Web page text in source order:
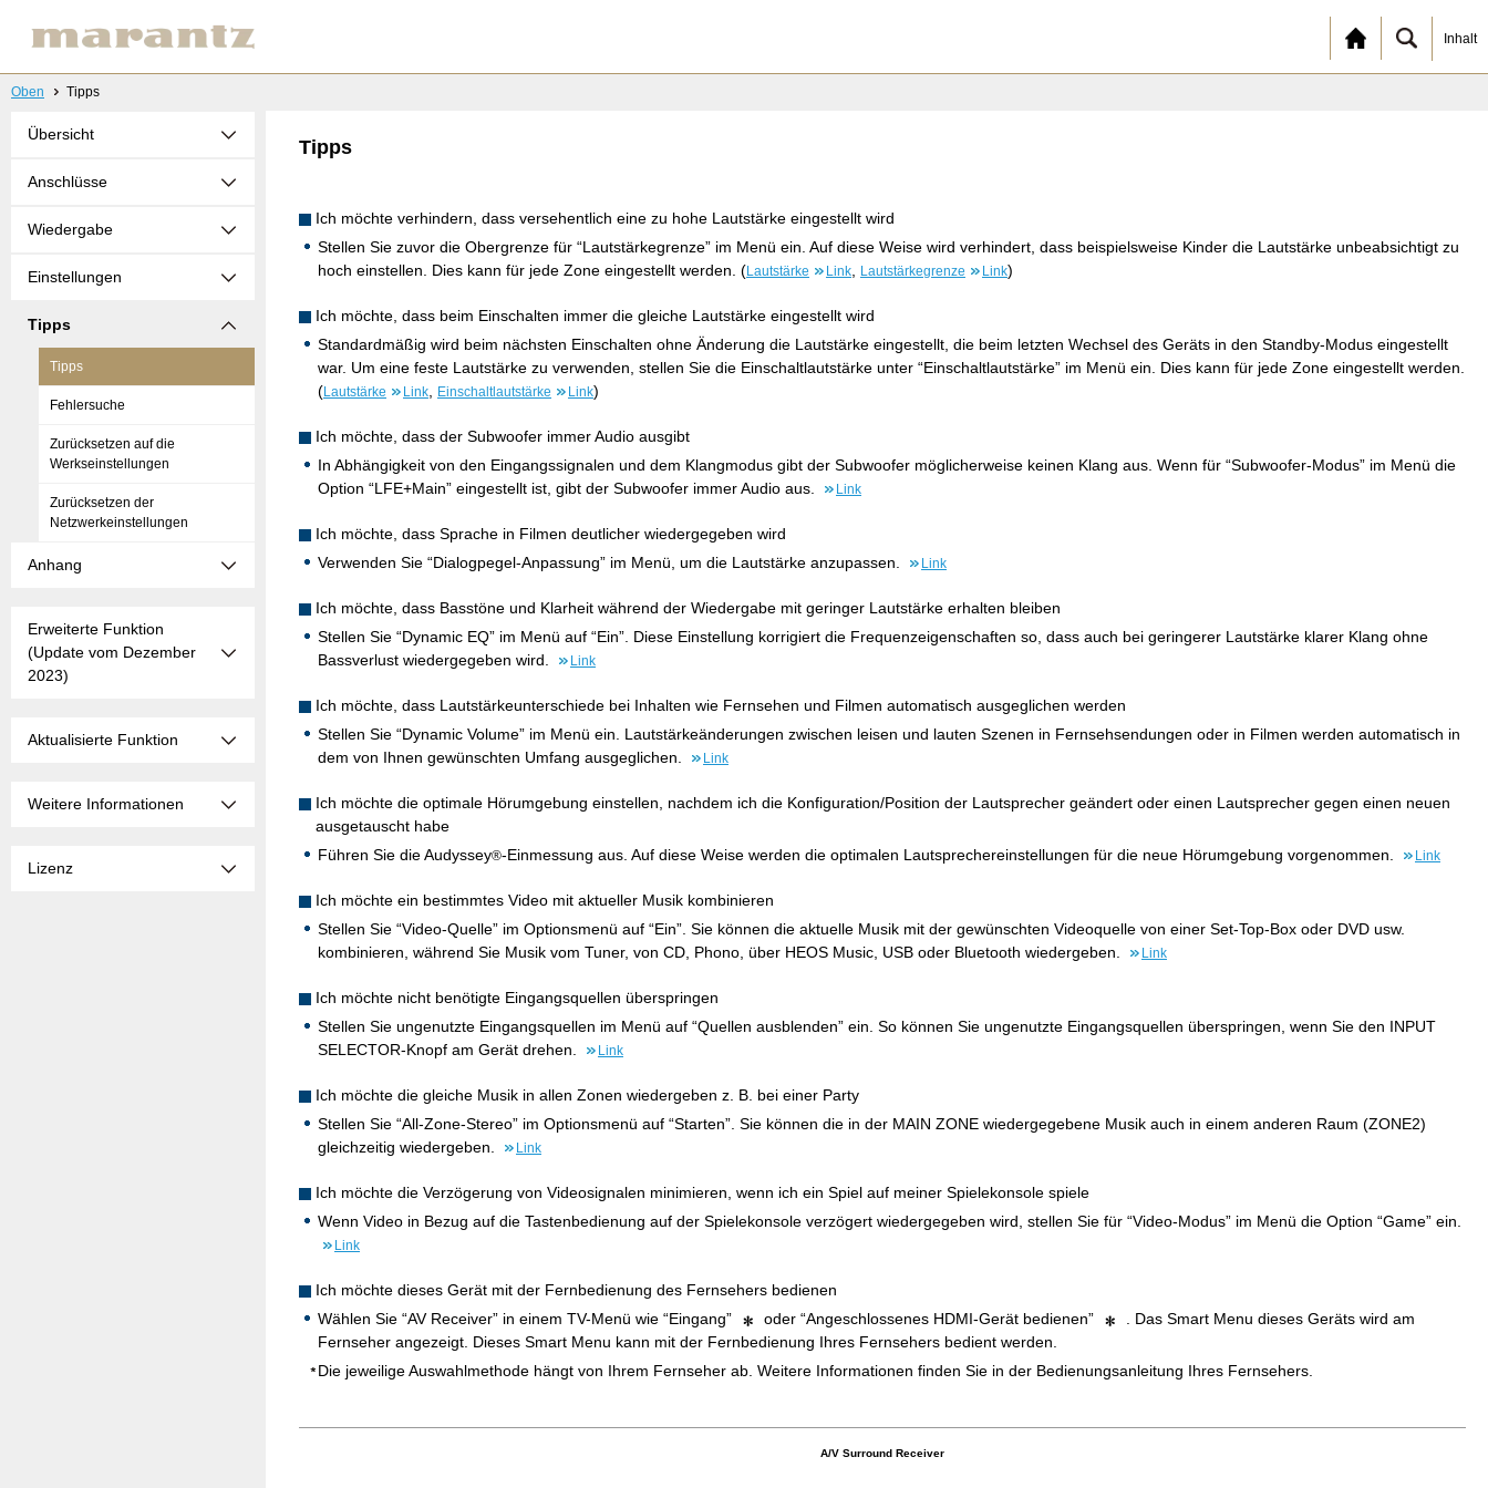
Inhalt
Oben Tipps
Übersicht
Anschlüsse
Wiedergabe
Einstellungen
Tipps
Tipps
Fehlersuche
Zurücksetzen auf die
Werkseinstellungen
Zurücksetzen der
Netzwerkeinstellungen
Anhang
Erweiterte Funktion
(Update vom Dezember
2023)
Aktualisierte Funktion
Weitere Informationen
Lizenz
Tipps
Ich möchte verhindern, dass versehentlich eine zu hohe Lautstärke eingestellt wird
Stellen Sie zuvor die Obergrenze für “Lautstärkegrenze” im Menü ein. Auf diese Weise wird verhindert, dass beispielsweise Kinder die Lautstärke unbeabsichtigt zu
hoch einstellen. Dies kann für jede Zone eingestellt werden. (Lautstärke Link, Lautstärkegrenze Link)
Ich möchte, dass beim Einschalten immer die gleiche Lautstärke eingestellt wird
Standardmäßig wird beim nächsten Einschalten ohne Änderung die Lautstärke eingestellt, die beim letzten Wechsel des Geräts in den Standby-Modus eingestellt
war. Um eine feste Lautstärke zu verwenden, stellen Sie die Einschaltlautstärke unter “Einschaltlautstärke” im Menü ein. Dies kann für jede Zone eingestellt werden.
(Lautstärke Link, Einschaltlautstärke Link)
Ich möchte, dass der Subwoofer immer Audio ausgibt
In Abhängigkeit von den Eingangssignalen und dem Klangmodus gibt der Subwoofer möglicherweise keinen Klang aus. Wenn für “Subwoofer-Modus” im Menü die
Option “LFE+Main” eingestellt ist, gibt der Subwoofer immer Audio aus.
Link
Ich möchte, dass Sprache in Filmen deutlicher wiedergegeben wird
Verwenden Sie “Dialogpegel-Anpassung” im Menü, um die Lautstärke anzupassen.
Link
Ich möchte, dass Basstöne und Klarheit während der Wiedergabe mit geringer Lautstärke erhalten bleiben
Stellen Sie “Dynamic EQ” im Menü auf “Ein”. Diese Einstellung korrigiert die Frequenzeigenschaften so, dass auch bei geringerer Lautstärke klarer Klang ohne
Bassverlust wiedergegeben wird.
Link
Ich möchte, dass Lautstärkeunterschiede bei Inhalten wie Fernsehen und Filmen automatisch ausgeglichen werden
Stellen Sie “Dynamic Volume” im Menü ein. Lautstärkeänderungen zwischen leisen und lauten Szenen in Fernsehsendungen oder in Filmen werden automatisch in
dem von Ihnen gewünschten Umfang ausgeglichen.
Link
Ich möchte die optimale Hörumgebung einstellen, nachdem ich die Konfiguration/Position der Lautsprecher geändert oder einen Lautsprecher gegen einen neuen
ausgetauscht habe
Führen Sie die Audyssey®-Einmessung aus. Auf diese Weise werden die optimalen Lautsprechereinstellungen für die neue Hörumgebung vorgenommen. Link
Ich möchte ein bestimmtes Video mit aktueller Musik kombinieren
Stellen Sie “Video-Quelle” im Optionsmenü auf “Ein”. Sie können die aktuelle Musik mit der gewünschten Videoquelle von einer Set-Top-Box oder DVD usw.
kombinieren, während Sie Musik vom Tuner, von CD, Phono, über HEOS Music, USB oder Bluetooth wiedergeben.
Link
Ich möchte nicht benötigte Eingangsquellen überspringen
Stellen Sie ungenutzte Eingangsquellen im Menü auf “Quellen ausblenden” ein. So können Sie ungenutzte Eingangsquellen überspringen, wenn Sie den INPUT
SELECTOR-Knopf am Gerät drehen.
Link
Ich möchte die gleiche Musik in allen Zonen wiedergeben z. B. bei einer Party
Stellen Sie “All-Zone-Stereo” im Optionsmenü auf “Starten”. Sie können die in der MAIN ZONE wiedergegebene Musik auch in einem anderen Raum (ZONE2)
gleichzeitig wiedergeben.
Link
Ich möchte die Verzögerung von Videosignalen minimieren, wenn ich ein Spiel auf meiner Spielekonsole spiele
Wenn Video in Bezug auf die Tastenbedienung auf der Spielekonsole verzögert wiedergegeben wird, stellen Sie für “Video-Modus” im Menü die Option “Game” ein.
Link
Ich möchte dieses Gerät mit der Fernbedienung des Fernsehers bedienen
Wählen Sie “AV Receiver” in einem TV-Menü wie “Eingang”
oder “Angeschlossenes HDMI-Gerät bedienen”
. Das Smart Menu dieses Geräts wird am
Fernseher angezeigt. Dieses Smart Menu kann mit der Fernbedienung Ihres Fernsehers bedient werden.
Die jeweilige Auswahlmethode hängt von Ihrem Fernseher ab. Weitere Informationen finden Sie in der Bedienungsanleitung Ihres Fernsehers.
A/V Surround Receiver